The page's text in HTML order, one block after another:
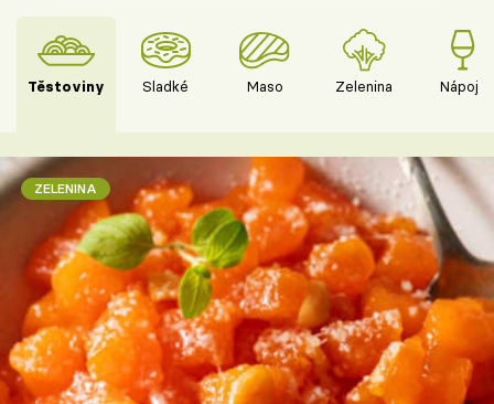
Těstoviny Sladké Maso Zelenina Nápoje
ZELENINA